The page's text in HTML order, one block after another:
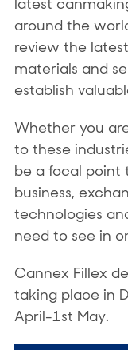
latest
around the
review the
materials and
establish
Whether you
to these
be a focal point
business,
technologies
need to see in
Cannex Fillex
taking place in
April-1st May.